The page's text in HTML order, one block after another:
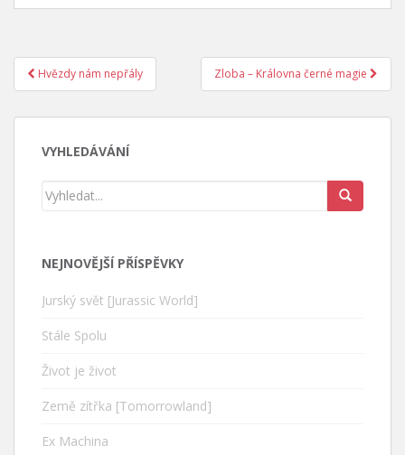
Post navigation
Hvězdy nám nepřály Zloba – Královna černé magie
VYHLEDÁVÁNÍ
NEJNOVĚJŠÍ PŘÍSPĚVKY
Jurský svět [Jurassic World]
Stále Spolu
Život je život
Země zítřka [Tomorrowland]
Ex Machina